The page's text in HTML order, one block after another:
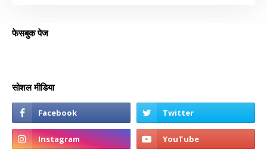
फेसबुक पेज
सोशल मीडिया